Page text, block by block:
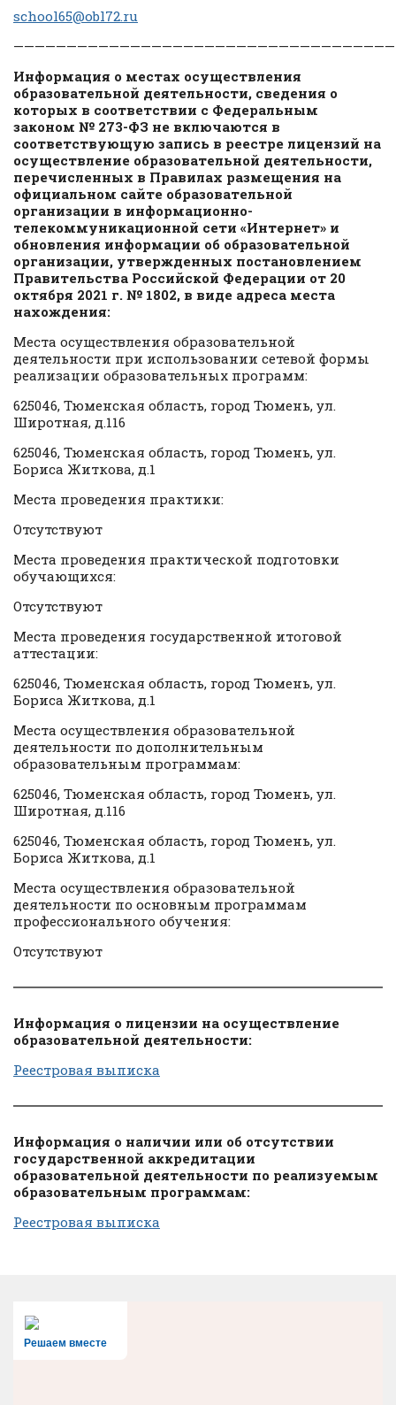
school65@obl72.ru
Информация о местах осуществления
образовательной деятельности, сведения о
которых в соответствии с Федеральным
законом № 273-ФЗ не включаются в
соответствующую запись в реестре лицензий на
осуществление образовательной деятельности,
перечисленных в Правилах размещения на
официальном сайте образовательной
организации в информационно-
телекоммуникационной сети «Интернет» и
обновления информации об образовательной
организации, утвержденных постановлением
Правительства Российской Федерации от 20
октября 2021 г. № 1802, в виде адреса места
нахождения:
Места осуществления образовательной
деятельности при использовании сетевой формы
реализации образовательных программ:
625046, Тюменская область, город Тюмень, ул.
Широтная, д.116
625046, Тюменская область, город Тюмень, ул.
Бориса Житкова, д.1
Места проведения практики:
Отсутствуют
Места проведения практической подготовки
обучающихся:
Отсутствуют
Места проведения государственной итоговой
аттестации:
625046, Тюменская область, город Тюмень, ул.
Бориса Житкова, д.1
Места осуществления образовательной
деятельности по дополнительным
образовательным программам:
625046, Тюменская область, город Тюмень, ул.
Широтная, д.116
625046, Тюменская область, город Тюмень, ул.
Бориса Житкова, д.1
Места осуществления образовательной
деятельности по основным программам
профессионального обучения:
Отсутствуют
Информация о лицензии на осуществление
образовательной деятельности:
Реестровая выписка
Информация о наличии или об отсутствии
государственной аккредитации
образовательной деятельности по реализуемым
образовательным программам:
Реестровая выписка
Решаем вместе